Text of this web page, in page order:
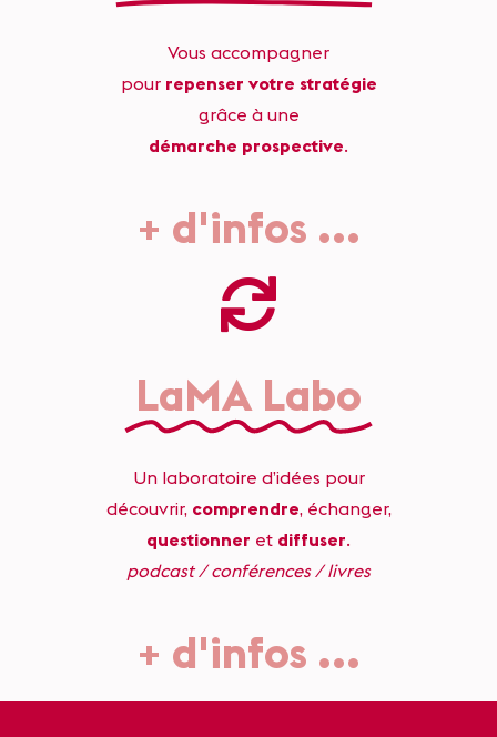
Vous accompagner
pour repenser votre stratégie
grâce à une
démarche prospective.
+ d'infos ...
LaMA Labo
Un laboratoire d’idées pour
découvrir, comprendre, échanger,
questionner et diffuser.
podcast / conférences / livres
+ d'infos ...